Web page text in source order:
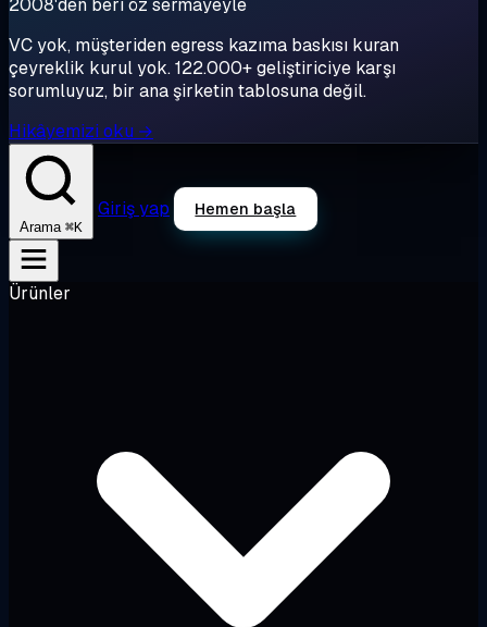
2008'den beri öz sermayeyle
VC yok, müşteriden egress kazıma baskısı kuran
çeyreklik kurul yok. 122.000+ geliştiriciye karşı
sorumluyuz, bir ana şirketin tablosuna değil.
Hikâyemizi oku →
Arama ⌘K
Giriş yap Hemen başla
Ürünler